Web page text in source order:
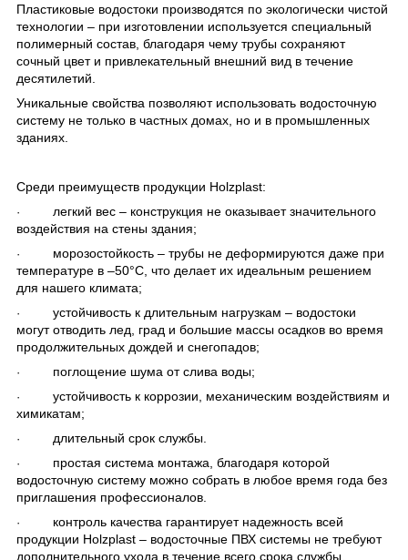
Пластиковые водостоки производятся по экологически чистой
технологии – при изготовлении используется специальный
полимерный состав, благодаря чему трубы сохраняют
сочный цвет и привлекательный внешний вид в течение
десятилетий.
Уникальные свойства позволяют использовать водосточную
систему не только в частных домах, но и в промышленных
зданиях.
Среди преимуществ продукции Holzplast:
·
легкий вес – конструкция не оказывает значительного
воздействия на стены здания;
·
морозостойкость – трубы не деформируются даже при
температуре в –50°C, что делает их идеальным решением
для нашего климата;
·
устойчивость к длительным нагрузкам – водостоки
могут отводить лед, град и большие массы осадков во время
продолжительных дождей и снегопадов;
· поглощение шума от слива воды;
·
устойчивость к коррозии, механическим воздействиям и
химикатам;
· длительный срок службы.
·
простая система монтажа, благодаря которой
водосточную систему можно собрать в любое время года без
приглашения профессионалов.
·
контроль качества гарантирует надежность всей
продукции Holzplast – водосточные ПВХ системы не требуют
дополнительного ухода в течение всего срока службы.